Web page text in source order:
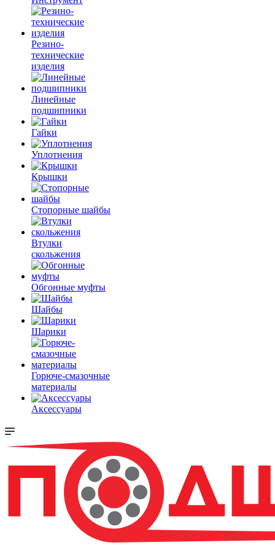
Резино-
технические
изделия
Линейные
подшипники
Гайки
Уплотнения
Крышки
Стопорные шайбы
Втулки
скольжения
Обгонные муфты
Шайбы
Шарики
Горюче-смазочные
материалы
Аксессуары